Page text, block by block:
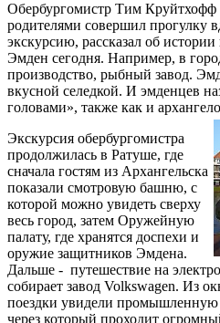
Обербургомистр Тим Круйтхофф
родителями совершил прогулку
экскурсию, рассказал об
Эмден сегодня. Например, в
производство, рыбный завод.
вкусной селедкой. И эмденцев
головами», также как и
Экскурсия обербургомистра
продолжилась в Ратуше, где
сначала гостям из Архангельска
показали смотровую башню, с
которой можно увидеть сверху
весь город, затем Оружейную
палату, где хранятся доспехи и
оружие защитников Эмдена.
Дальше - путешествие на
собирает завод Volkswagen. Из
поездки увидели промышленную
через который проходит